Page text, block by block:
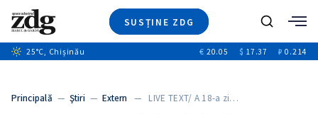
SUSȚINE ZDG
Ştiri
+6
Caută
25°C, Chișinău € 20.05 $ 17.37 ₽ 0.214
Principală — Ştiri — Extern — LIVE TEXT/ A 18-a zi…